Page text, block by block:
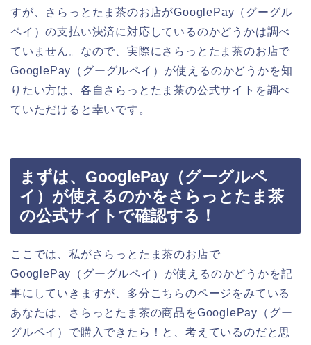
すが、さらっとたま茶のお店がGooglePay（グーグル
ペイ）の支払い決済に対応しているのかどうかは調べ
ていません。なので、実際にさらっとたま茶のお店で
GooglePay（グーグルペイ）が使えるのかどうかを知
りたい方は、各自さらっとたま茶の公式サイトを調べ
ていただけると幸いです。
まずは、GooglePay（グーグルペ
イ）が使えるのかをさらっとたま茶
の公式サイトで確認する！
ここでは、私がさらっとたま茶のお店で
GooglePay（グーグルペイ）が使えるのかどうかを記
事にしていきますが、多分こちらのページをみている
あなたは、さらっとたま茶の商品をGooglePay（グー
グルペイ）で購入できたら！と、考えているのだと思